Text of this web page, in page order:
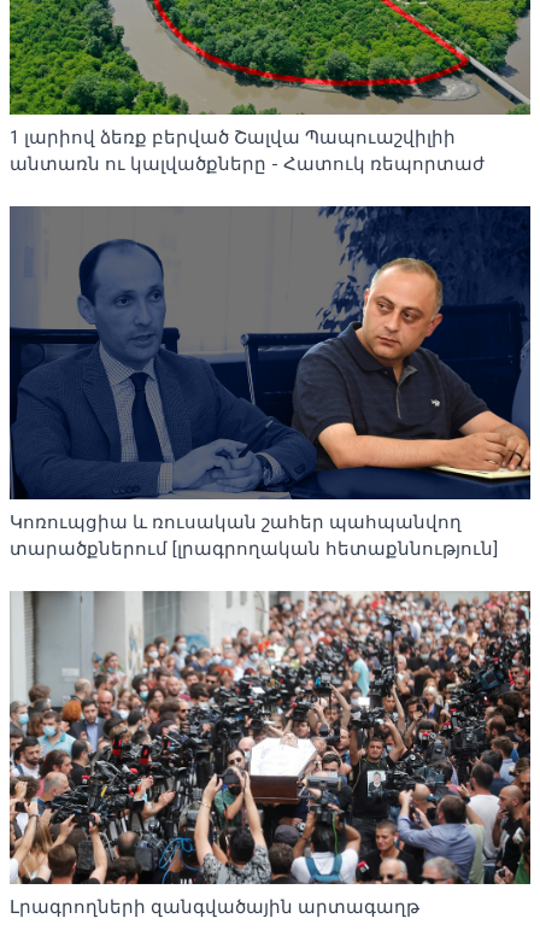
1 լարիով ձեռք բերված Շալվա Պապուաշվիլիի
անտառն ու կալվածքները - Հատուկ ռեպորտաժ
Կոռուպցիա և ռուսական շահեր պահպանվող
տարածքներում [լրագրողական հետաքննություն]
Լրագրողների զանգվածային արտագաղթ